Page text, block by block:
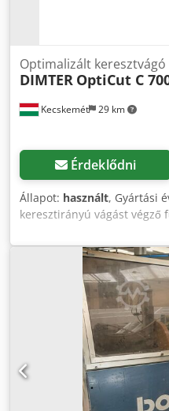
Kecskemét 29 km
Optimalizált keresztvágó
DIMTER OptiCut C
Érdeklődni
Állapot: használt, Gyártási
keresztirányú vágást végző
pneumatikus vágótoló-
helyezkedik el.
rögzítő eszköz (egyben
kompakt géptestben jól
találhatók, a karbantartó
kívül van felszerelve.
motor a nagyobb vágási
indítása kétkezes
A fűrésznyílás a jobb
nyílással, hogy a vágott
lehullhasson. Biztonsági